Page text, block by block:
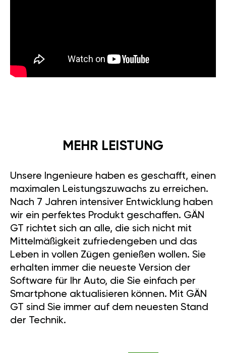
MEHR LEISTUNG
Unsere Ingenieure haben es geschafft, einen
maximalen Leistungszuwachs zu erreichen.
Nach 7 Jahren intensiver Entwicklung haben
wir ein perfektes Produkt geschaffen. GÄN
GT richtet sich an alle, die sich nicht mit
Mittelmäßigkeit zufriedengeben und das
Leben in vollen Zügen genießen wollen. Sie
erhalten immer die neueste Version der
Software für Ihr Auto, die Sie einfach per
Smartphone aktualisieren können. Mit GÄN
GT sind Sie immer auf dem neuesten Stand
der Technik.